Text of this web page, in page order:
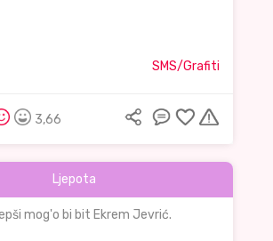
SMS/Grafiti
3,66
Ljepota
mog'o bi bit Ekrem Jevrić.